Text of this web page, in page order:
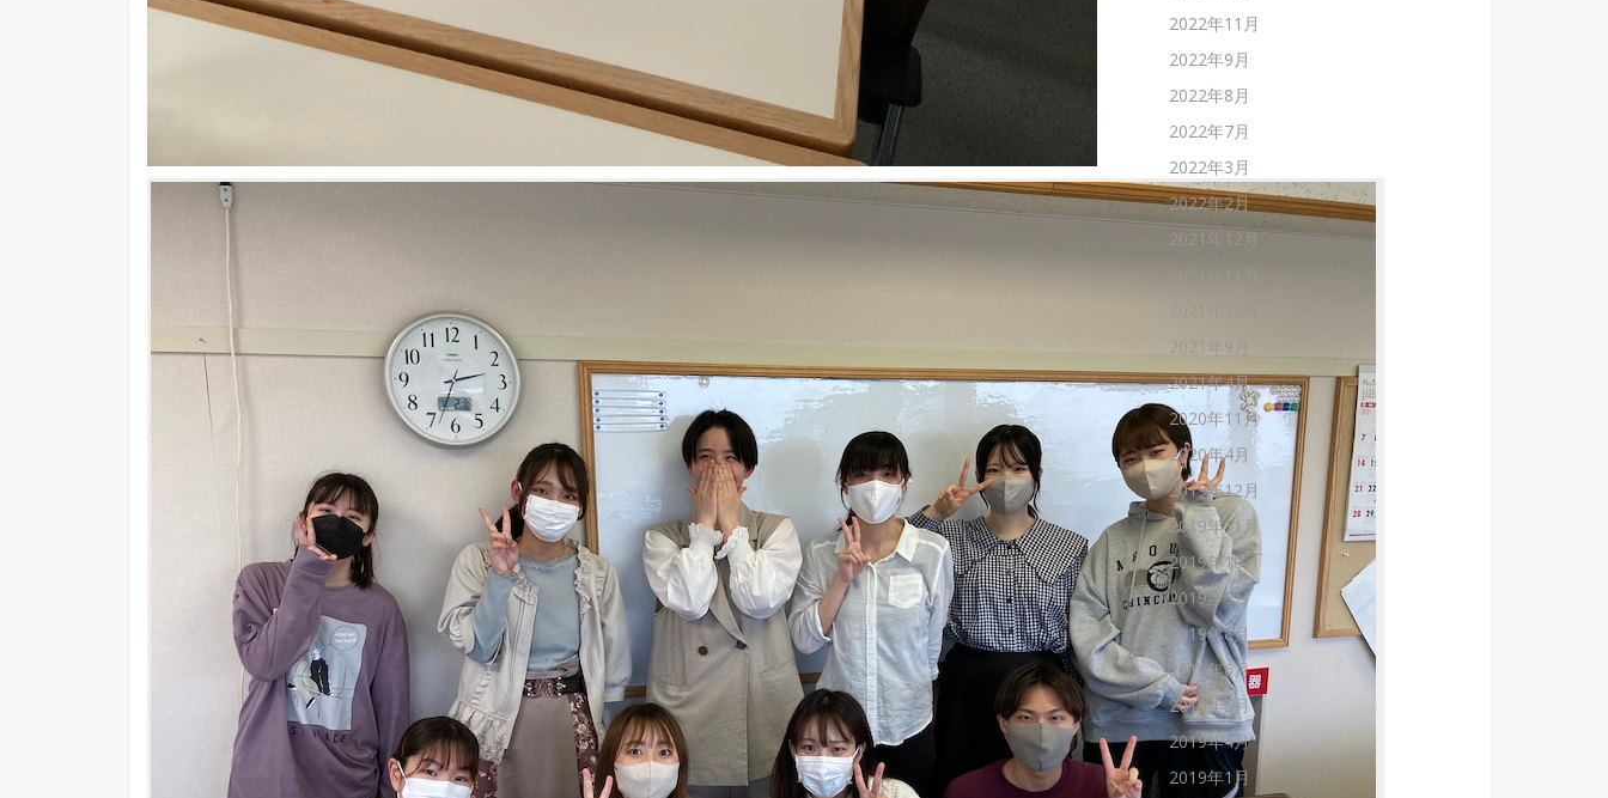
2022年11月
2022年9月
2022年8月
2022年7月
2022年3月
2022年2月
2021年12月
2021年11月
2021年9月
2021年4月
2020年11月
2020年4月
2019年12月
2019年11月
2019年10月
2019年9月
2019年8月
2019年6月
2019年5月
2019年4月
2019年1月